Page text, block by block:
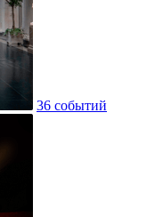
36 событий